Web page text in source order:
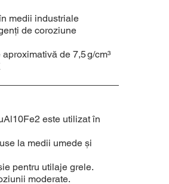
medii industriale
de coroziune
de 7,5 g/cm³
este utilizat în
la medii umede și
pentru utilaje grele.
moderate.